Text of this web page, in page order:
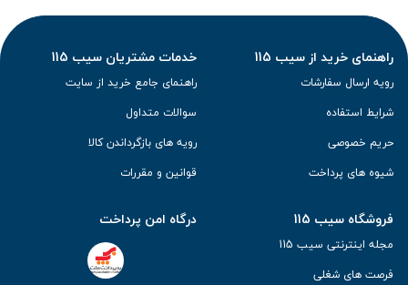
راهنمای خرید از سیب 115
رویه ارسال سفارشات
شرایط استفاده
حریم خصوصی
شیوه های پرداخت
خدمات مشتریان سیب 115
راهنمای جامع خرید از سایت
سوالات متداول
رویه های بازگرداندن کالا
قوانین و مقررات
فروشگاه سیب 115
مجله اینترنتی سیب 115
فرصت های شغلی
درگاه امن پرداخت